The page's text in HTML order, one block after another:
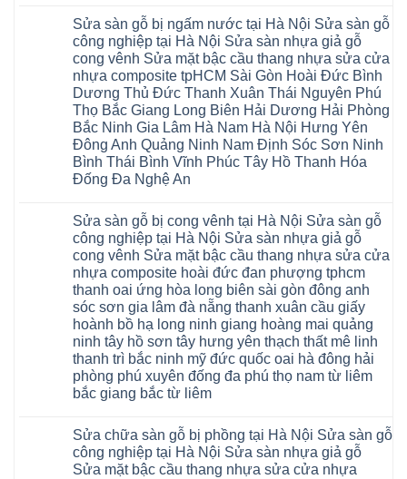
Nội
báo
Dịch
vụ
sửa
chữa
Sửa
sàn
nhựa
giả
gỗ
hèm
khóa
4mm
6mm
8mm
10mm
12mm
tại
nhà
Ziccos
Flortex
Wilson
black
Hobi
wood
Glotex
Kosmos
Hobi
wood
đế
cao
su
IXPE
bình
luận
ở
Sửa
chữa
sàn
nhựa
giả
gỗ
tại
Hà
Nội
báo
giá
sửa
chữa
Sửa
nhựa
giả
gỗ
hèm
khóa
giá
rẻ
4mm
6mm
8mm
10mm
12mm
chịu
nhà
hà
nội
Ziccos
Sửa sàn gỗ bị ngấm nước tại Hà Nội Sửa sàn gỗ
công nghiệp tại Hà Nội Sửa sàn nhựa giả gỗ
cong vênh Sửa mặt bậc cầu thang nhựa sửa cửa
nhựa composite tpHCM Sài Gòn Hoài Đức Bình
Dương Thủ Đức Thanh Xuân Thái Nguyên Phú
Thọ Bắc Giang Long Biên Hải Dương Hải Phòng
Bắc Ninh Gia Lâm Hà Nam Hà Nội Hưng Yên
Đông Anh Quảng Ninh Nam Định Sóc Sơn Ninh
Bình Thái Bình Vĩnh Phúc Tây Hồ Thanh Hóa
Đống Đa Nghệ An
bình
luận
ở
Sửa
sàn
gỗ
bị
ngấm
nước
tại
Hà
Nội
Sửa
sàn
gỗ
công
Hà
Nội
Sửa
sàn
Sửa sàn gỗ bị cong vênh tại Hà Nội Sửa sàn gỗ
công nghiệp tại Hà Nội Sửa sàn nhựa giả gỗ
cong vênh Sửa mặt bậc cầu thang nhựa sửa cửa
nhựa composite hoài đức đan phượng tphcm
thanh oai ứng hòa long biên sài gòn đông anh
sóc sơn gia lâm đà nẵng thanh xuân cầu giấy
hoành bồ hạ long ninh giang hoàng mai quảng
ninh tây hồ sơn tây hưng yên thạch thất mê linh
thanh trì bắc ninh mỹ đức quốc oai hà đông hải
phòng phú xuyên đống đa phú thọ nam từ liêm
bắc giang bắc từ liêm
bình
luận
ở
Sửa
Sửa chữa sàn gỗ bị phồng tại Hà Nội Sửa sàn gỗ
công nghiệp tại Hà Nội Sửa sàn nhựa giả gỗ
Sửa mặt bậc cầu thang nhựa sửa cửa nhựa